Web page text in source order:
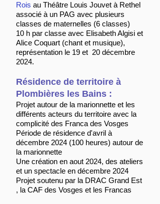
Rois au Théâtre Louis Jouvet à Rethel
associé à un PAG avec plusieurs
classes de maternelles (6 classes)
10 h par classe avec Elisabeth Algisi et
Alice Coquart (chant et musique),
représentation le 19 et 20 décembre
2024.
Résidence de territoire à
Plombières les Bains :
Projet autour de la marionnette et les
différents acteurs du territoire avec la
complicité des Franca des Vosges
Période de résidence d'avril à
décembre 2024 (100 heures) autour de
la marionnette
Une création en aout 2024, des ateliers
et un spectacle en décembre 2024
Projet soutenu par la DRAC Grand Est
, la CAF des Vosges et les Francas